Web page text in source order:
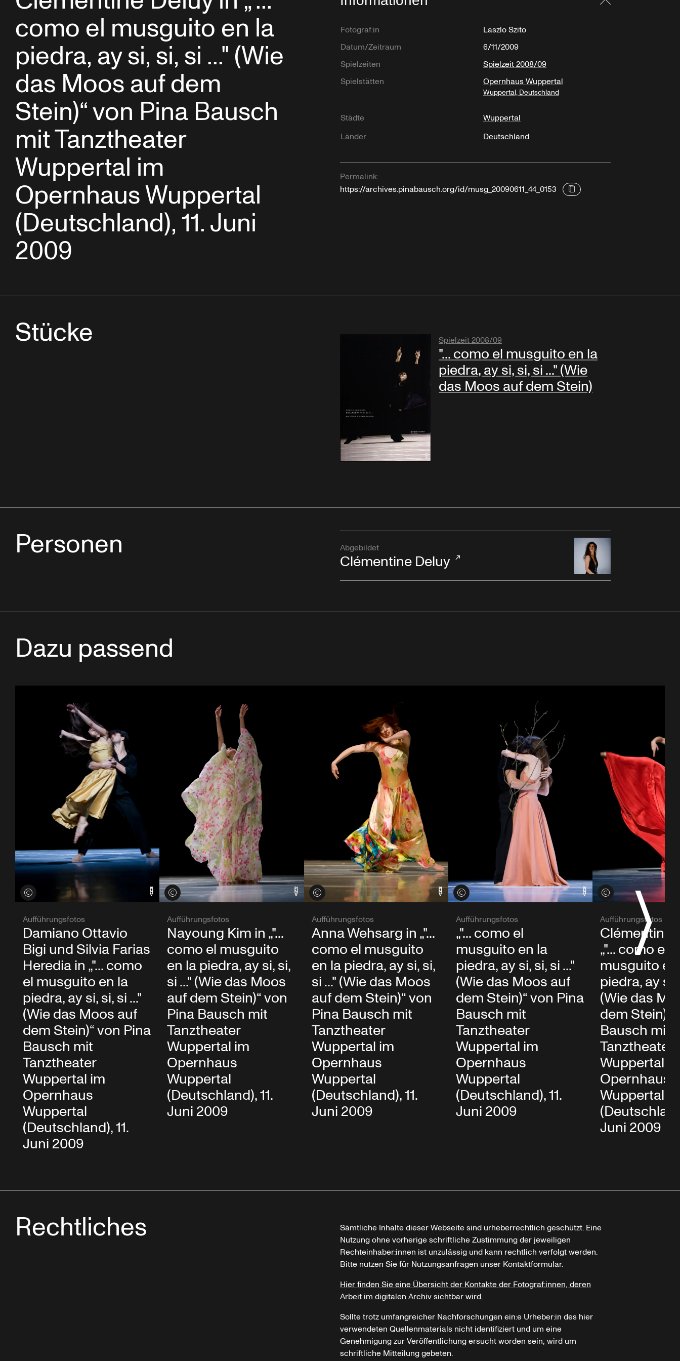
como el musguito en la
piedra, ay si, si, si ..." (Wie
das Moos auf dem
Stein)“ von Pina Bausch
mit Tanztheater
Wuppertal im
Opernhaus Wuppertal
(Deutschland), 11. Juni
2009
Fotograf:in
Laszlo Szito
Datum/Zeitraum
6/11/2009
Spielzeiten
Spielzeit 2008/09
Spielstätten
Opernhaus Wuppertal
Wuppertal, Deutschland
Städte
Wuppertal
Länder
Deutschland
Permalink:
https://archives.pinabausch.org/id/musg_20090611_44_0153
Stücke Spielzeit 2008/09
"... como el musguito en la
piedra, ay si, si, si ..." (Wie
das Moos auf dem Stein)
Personen Abgebildet
Clémentine Deluy
Dazu passend
Credits öffnen
Aufführungsfotos
Damiano Ottavio
Bigi und Silvia Farias
Heredia in „"... como
el musguito en la
piedra, ay si, si, si ..."
(Wie das Moos auf
dem Stein)“ von Pina
Bausch mit
Tanztheater
Wuppertal im
Opernhaus
Wuppertal
(Deutschland), 11.
Juni 2009
Credits öffnen
Aufführungsfotos
Nayoung Kim in „"...
como el musguito
en la piedra, ay si, si,
si ..." (Wie das Moos
auf dem Stein)“ von
Pina Bausch mit
Tanztheater
Wuppertal im
Opernhaus
Wuppertal
(Deutschland), 11.
Juni 2009
Credits öffnen
Aufführungsfotos
Anna Wehsarg in „"...
como el musguito
en la piedra, ay si, si,
si ..." (Wie das Moos
auf dem Stein)“ von
Pina Bausch mit
Tanztheater
Wuppertal im
Opernhaus
Wuppertal
(Deutschland), 11.
Juni 2009
Credits öffnen
Aufführungsfotos
„"... como el
musguito en la
piedra, ay si, si, si ..."
(Wie das Moos auf
dem Stein)“ von Pina
Bausch mit
Tanztheater
Wuppertal im
Opernhaus
Wuppertal
(Deutschland), 11.
Juni 2009
Credits öffnen
Aufführungsfotos
Clémentine
„"... como el
musguito
piedra, ay si,
(Wie das
dem Stein)“
Bausch mit
Tanztheater
Wuppertal
Opernhaus
Wuppertal
Juni 2009
Rechtliches
Sämtliche Inhalte dieser Webseite sind urheberrechtlich geschützt. Eine
Nutzung ohne vorherige schriftliche Zustimmung der jeweiligen
Rechteinhaber:innen ist unzulässig und kann rechtlich verfolgt werden.
Bitte nutzen Sie für Nutzungsanfragen unser Kontaktformular.
Hier finden Sie eine Übersicht der Kontakte der Fotograf:innen, deren
Arbeit im digitalen Archiv sichtbar wird.
Sollte trotz umfangreicher Nachforschungen ein:e Urheber:in des hier
verwendeten Quellenmaterials nicht identifiziert und um eine
Genehmigung zur Veröffentlichung ersucht worden sein, wird um
schriftliche Mitteilung gebeten.